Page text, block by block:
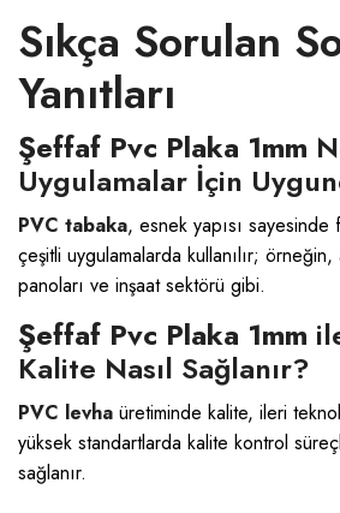
Sıkça Sorulan
Yanıtları
Şeffaf Pvc Plaka 1mm
Uygulamalar İçin
PVC tabaka, esnek yapısı sayesinde
çeşitli uygulamalarda kullanılır;
panoları ve inşaat sektörü gibi.
Şeffaf Pvc Plaka 1mm
Kalite Nasıl Sağlanır?
PVC levha üretiminde kalite, ileri
yüksek standartlarda kalite kontrol
sağlanır.